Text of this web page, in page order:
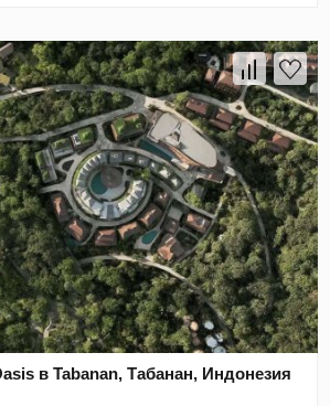
в Tabanan, Табанан, Индонезия